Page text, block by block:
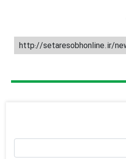
http://setaresobhonline.ir/